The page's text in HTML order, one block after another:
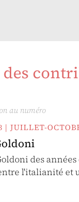
des
au numéro
| JUILLET-
des
l'italianité et